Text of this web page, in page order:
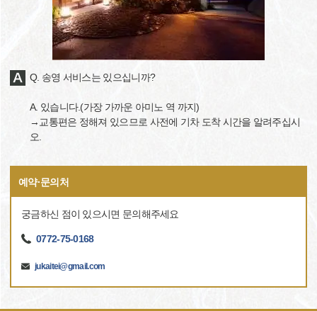
Q. 송영 서비스는 있으십니까?
A. 있습니다.(가장 가까운 아미노 역 까지)
→교통편은 정해져 있으므로 사전에 기차 도착 시간을 알려주십시
오.
예약·문의처
궁금하신 점이 있으시면 문의해주세요
0772-75-0168
jukaitei@gmail.com